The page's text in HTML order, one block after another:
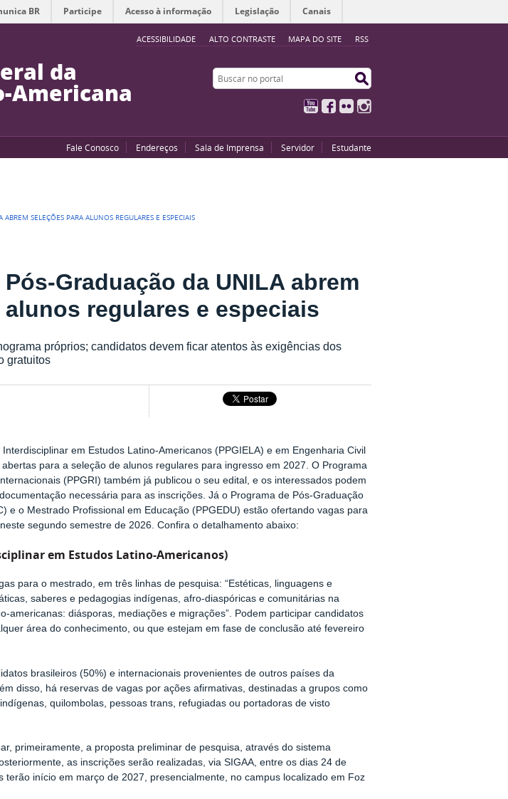
ACESSIBILIDADE ALTO CONTRASTE MAPA DO SITE RSS
BR Participe Acesso à informação Legislação Canais
da
Americana
Buscar no portal
YouTubeFacebook
Flickr
Fale Conosco Endereços Sala de Imprensa Servidor Estudante
SELEÇÕES PARA ALUNOS REGULARES E ESPECIAIS
Graduação da UNILA abrem
regulares e especiais
próprios; candidatos devem ficar atentos às exigências dos
gratuitos
em Estudos Latino-Americanos (PPGIELA) e em Engenharia Civil
para a seleção de alunos regulares para ingresso em 2027. O Programa
(PPGRI) também já publicou o seu edital, e os interessados podem
necessária para as inscrições. Já o Programa de Pós-Graduação
e o Mestrado Profissional em Educação (PPGEDU)estão ofertando vagas para
segundo semestre de 2026. Confira o detalhamento abaixo:
em Estudos Latino-Americanos)
para o mestrado, em três linhas de pesquisa: “Estéticas, linguagens e
saberes e pedagogias indígenas, afro-diaspóricas e comunitárias na
americanas: diásporas, mediações e migrações”. Podem participar candidatos
área do conhecimento, ou que estejam em fase de conclusão até fevereiro
brasileiros (50%) e internacionais provenientes de outros países da
disso, há reservas de vagas por ações afirmativas, destinadas a grupos como
quilombolas, pessoas trans, refugiadas ou portadoras de visto
primeiramente, a proposta preliminar de pesquisa, através do sistema
as inscrições serão realizadas, via SIGAA, entre os dias 24 de
terão início em março de 2027, presencialmente, no campus localizado em Foz